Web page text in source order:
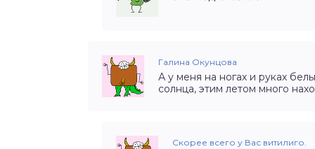
Галина Окунцова
А у меня на ногах и руках
солнца, этим летом много
Скорее всего у Вас витилиго.